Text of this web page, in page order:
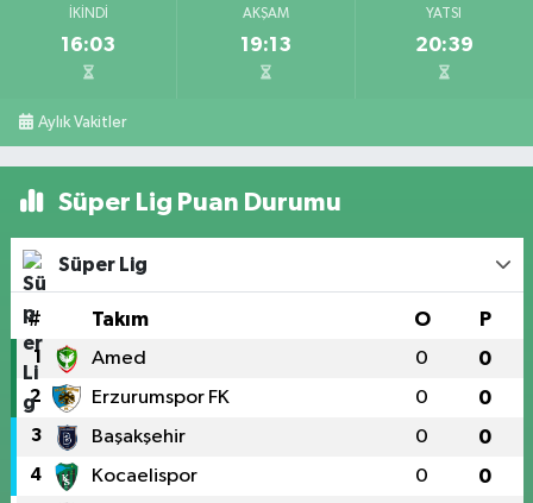
İKINDI
16:03
AKŞAM
19:13
YATSI
20:39
Aylık Vakitler
Süper Lig Puan Durumu
Süper Lig
# Takım O P
1 Amed 0 0
2 Erzurumspor FK 0 0
3 Başakşehir 0 0
4 Kocaelispor 0 0